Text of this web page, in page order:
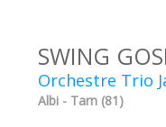
SWING
Orchestre Trio
Albi - Tarn (81)